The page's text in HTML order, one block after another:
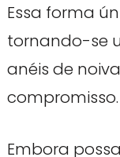
Essa forma
tornando-se
anéis de
compromisso.
Embora